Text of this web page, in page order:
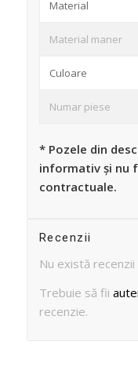
Material
Material maner
Culoare
Numar piese
* Pozele din
informativ și nu
contractuale.
Recenzii
Nu există recenzii
Trebuie să fii
recenzie.